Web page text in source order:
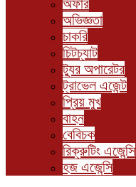
অফার
অভিজ্ঞতা
চাকরি
চিটচ্যাট
ট্যুর অপারেটর
ট্রাভেল এজেন্ট
প্রিয় মুখ
বাহন
বেবিচক
রিক্রুটিং এজেন্সি
হজ এজেন্সি